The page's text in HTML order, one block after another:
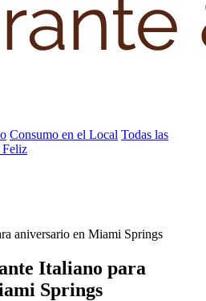
Consumo en el Local Todas las
aniversario en Miami Springs
Italiano para
Springs